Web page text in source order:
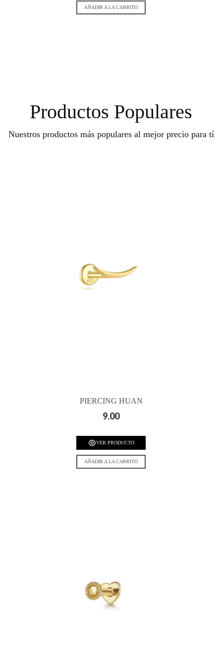
AÑADIR A LA CARRITO
Productos Populares
Nuestros productos más populares al mejor precio para tí
PIERCING HUAN
9.00
VER PRODUCTO
AÑADIR A LA CARRITO